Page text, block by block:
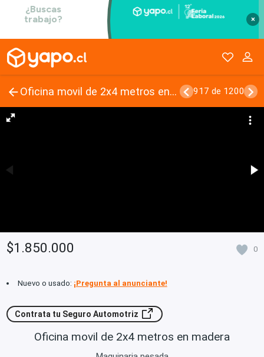
×
Oficina movil de 2x4 metros en madera 917 de 1200
$1.850.000 0
Nuevo o usado: ¡Pregunta al anunciante!
Contrata tu Seguro Automotriz
Oficina movil de 2x4 metros en madera